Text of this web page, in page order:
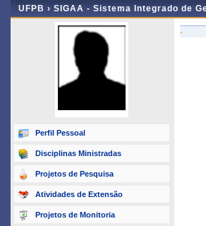
UFPB › SIGAA - Sistema Integrado de
Perfil Pessoal
Disciplinas Ministradas
Projetos de Pesquisa
Atividades de Extensão
Projetos de Monitoria
-